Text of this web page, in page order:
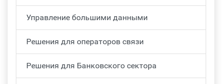
Управление большими данными
Решения для операторов связи
Решения для Банковского сектора